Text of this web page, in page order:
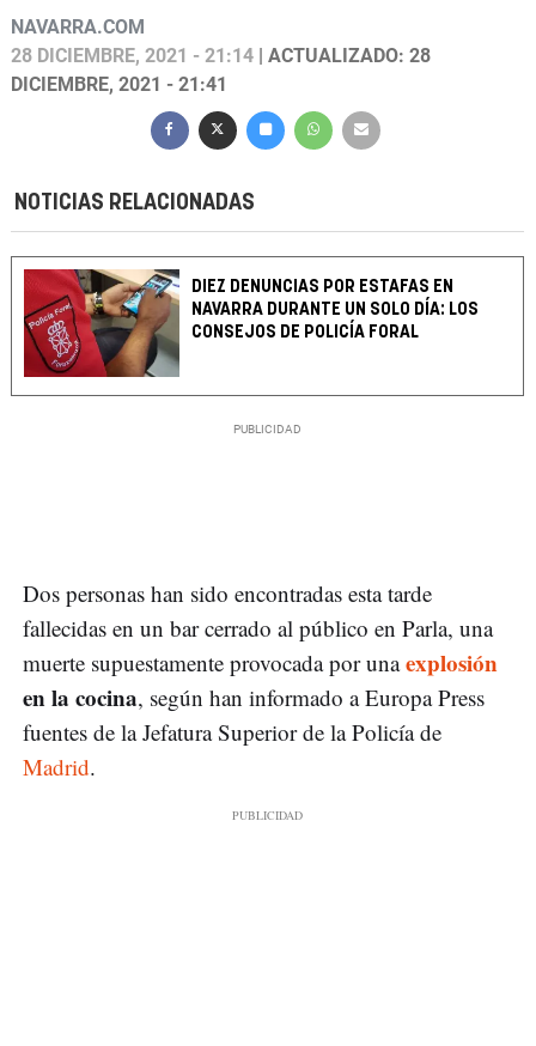
NAVARRA.COM
28 DICIEMBRE, 2021 - 21:14 | ACTUALIZADO: 28
DICIEMBRE, 2021 - 21:41
NOTICIAS RELACIONADAS
DIEZ DENUNCIAS POR ESTAFAS EN
NAVARRA DURANTE UN SOLO DÍA: LOS
CONSEJOS DE POLICÍA FORAL
Dos personas han sido encontradas esta tarde
fallecidas en un bar cerrado al público en Parla, una
muerte supuestamente provocada por una explosión
en la cocina, según han informado a Europa Press
fuentes de la Jefatura Superior de la Policía de
Madrid.